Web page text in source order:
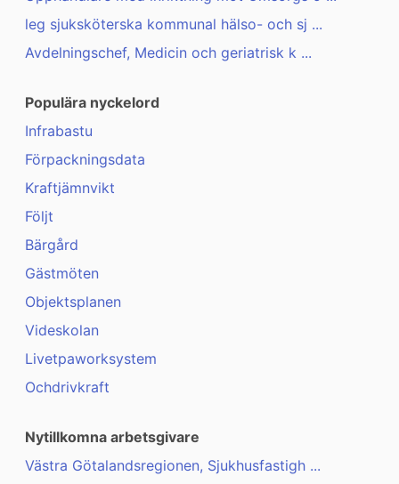
leg sjuksköterska kommunal hälso- och sj ...
Avdelningschef, Medicin och geriatrisk k ...
Populära nyckelord
Infrabastu
Förpackningsdata
Kraftjämnvikt
Följt
Bärgård
Gästmöten
Objektsplanen
Videskolan
Livetpaworksystem
Ochdrivkraft
Nytillkomna arbetsgivare
Västra Götalandsregionen, Sjukhusfastigh ...